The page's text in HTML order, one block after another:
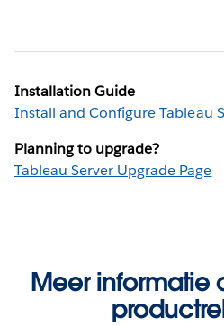
Installation Guide
Install and Configure Tableau
Planning to upgrade?
Tableau Server Upgrade Page
Meer informatie